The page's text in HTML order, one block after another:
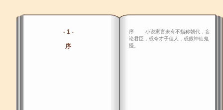
- 1 -
序
序 小说家言未有不指称朝代，妄
论君臣，或夸才子佳人，或假神仙鬼
怪。